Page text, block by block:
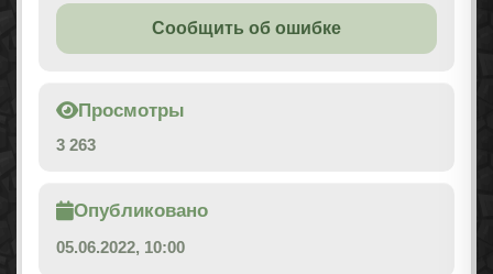
Сообщить об ошибке
Просмотры
3 263
Опубликовано
05.06.2022, 10:00